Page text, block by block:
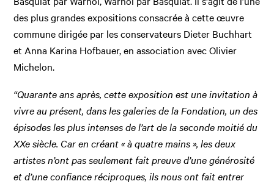
des plus grandes expositions consacrée à cette œuvre
commune dirigée par les conservateurs Dieter Buchhart
et Anna Karina Hofbauer, en association avec Olivier
Michelon.
“Quarante ans après, cette exposition est une invitation à
vivre au présent, dans les galeries de la Fondation, un des
épisodes les plus intenses de l’art de la seconde moitié du
XXe siècle. Car en créant « à quatre mains », les deux
artistes n’ont pas seulement fait preuve d’une générosité
et d’une confiance réciproques, ils nous ont fait entrer